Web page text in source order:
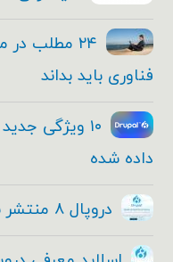
فناوری باید بداند
داده شده
دروپال ۸ منتشر شد